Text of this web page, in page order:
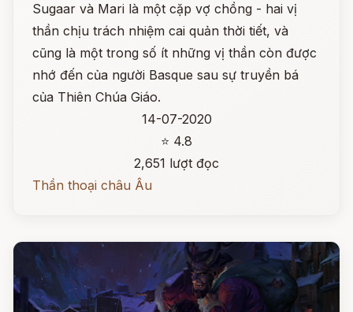
Sugaar và Mari là một cặp vợ chồng - hai vị
thần chịu trách nhiệm cai quản thời tiết, và
cũng là một trong số ít những vị thần còn được
nhớ đến của người Basque sau sự truyền bá
của Thiên Chúa Giáo.
14-07-2020
⭐ 4.8
2,651 lượt đọc
Thần thoại châu Âu